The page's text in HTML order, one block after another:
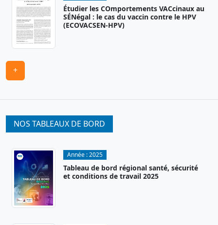
Étudier les COmportements VACcinaux au
SÉNégal : le cas du vaccin contre le HPV
(ECOVACSEN-HPV)
+
NOS TABLEAUX DE BORD
Année :2025
Tableau de bord régional santé, sécurité
et conditions de travail 2025